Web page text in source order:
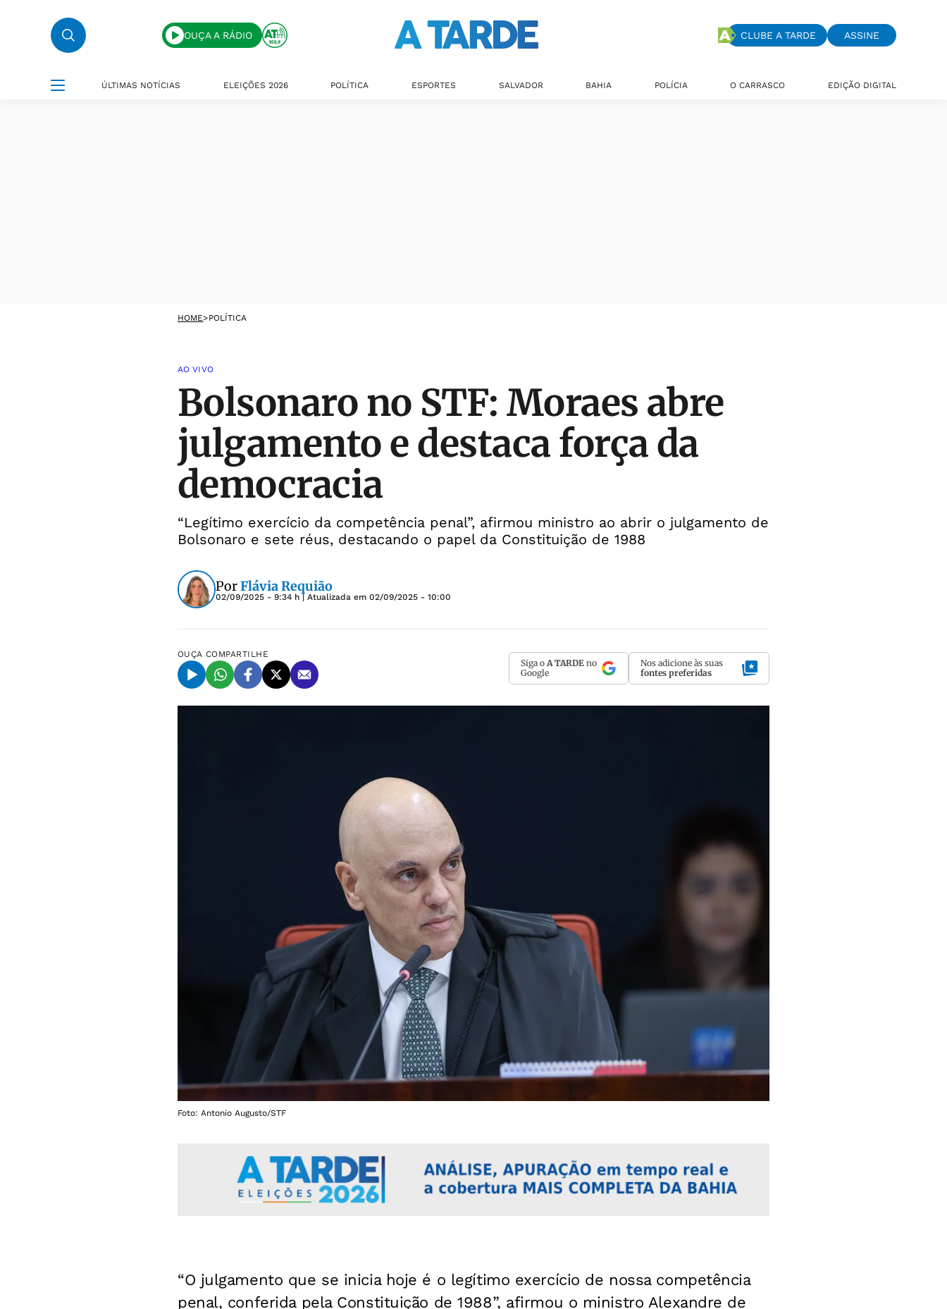
OUÇA A RÁDIO CLUBE A TARDE ASSINE
ÚLTIMAS NOTÍCIAS ELEIÇÕES 2026 POLÍTICA ESPORTES SALVADOR BAHIA POLÍCIA O CARRASCO EDIÇÃO DIGITAL
HOME>POLÍTICA
AO VIVO
Bolsonaro no STF: Moraes abre
julgamento e destaca força da
democracia
“Legítimo exercício da competência penal”, afirmou ministro ao abrir o julgamento de
Bolsonaro e sete réus, destacando o papel da Constituição de 1988
PorFlávia Requião
02/09/2025 - 9:34 h| Atualizada em 02/09/2025 - 10:00
OUÇA COMPARTILHE
Siga o A TARDE no
Google
Nos adicione às suas
fontes preferidas
Foto: Antonio Augusto/STF
“O julgamento que se inicia hoje é o legítimo exercício de nossa competência
penal, conferida pela Constituição de 1988”, afirmou o ministro Alexandre de